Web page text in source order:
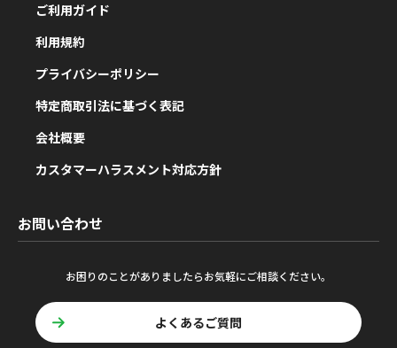
ご利用ガイド
利用規約
プライバシーポリシー
特定商取引法に基づく表記
会社概要
カスタマーハラスメント対応方針
お問い合わせ
お困りのことがありましたらお気軽にご相談ください。
よくあるご質問